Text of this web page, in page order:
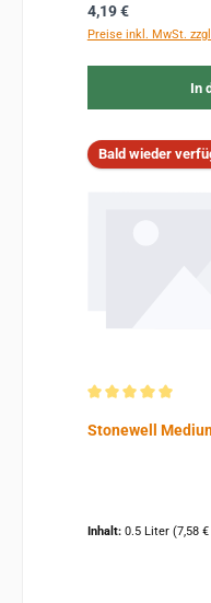
Regulärer Preis:
4,19 €
Preise inkl. MwSt.
In
Bald wieder
Stonewell
Inhalt: 0.5 Liter (7,58